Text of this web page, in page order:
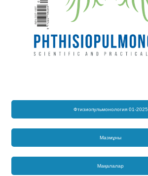
Фтизиопульмонология 01-2025
Мазмұны
Мақалалар